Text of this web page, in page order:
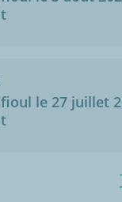
le 27 juillet